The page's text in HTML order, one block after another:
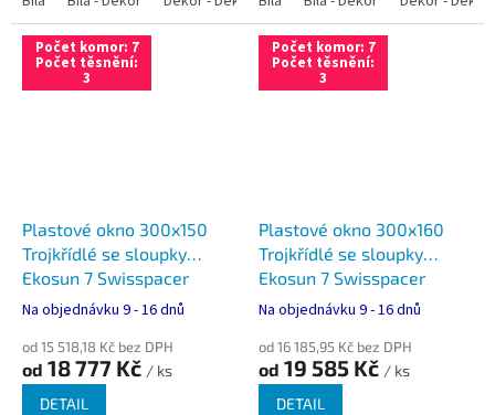
Počet komor: 7
Počet těsnění:
3
Plastové okno 300x150
Trojkřídlé se sloupky
Ekosun 7 Swisspacer
Ultimate
Na objednávku 9 - 16 dnů
od 15 518,18 Kč bez DPH
od 18 777 Kč / ks
DETAIL
Počet komor: 7
Počet těsnění:
3
Plastové okno 300x160
Trojkřídlé se sloupky
Ekosun 7 Swisspacer
Ultimate
Na objednávku 9 - 16 dnů
od 16 185,95 Kč bez DPH
od 19 585 Kč / ks
DETAIL